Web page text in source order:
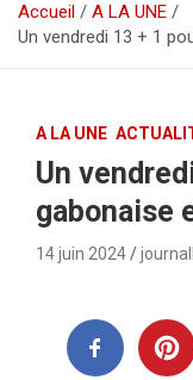
Accueil
A LA UNE
Un vendredi 13 + 1
A LA UNE
Un
gabonaise
14 juin 2024